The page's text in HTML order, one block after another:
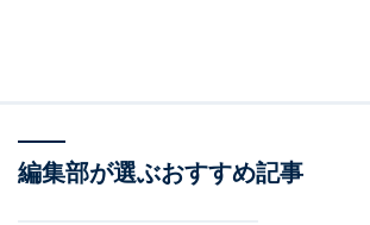
編集部が選ぶおすすめ記事